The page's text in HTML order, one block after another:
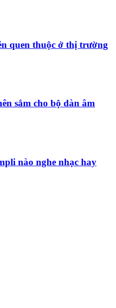
quen thuộc ở thị trường
sắm cho bộ dàn âm
nào nghe nhạc hay